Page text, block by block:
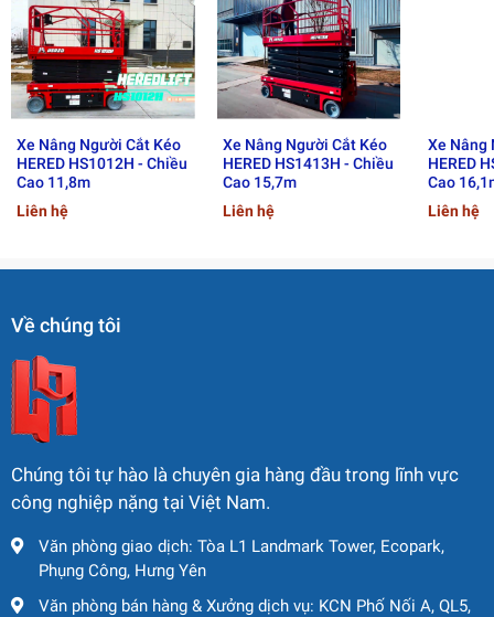
▪ Khoảng sáng gầm (khi cất): 0,10 m
▪ Khoảng sáng gầm (khi nâng): 0,02 m
🔸 Hiệu suất làm việc
▪ Tải trọng sàn: 250 kg
▪ Tải trọng sàn mở rộng: 113 kg
▪ Sức chứa tối đa: 2 người / 1 người (khi mở rộng)
▪ Tốc độ di chuyển (khi hạ): 3,2 km/h
▪ Tốc độ di chuyển (khi nâng): 0,8 km/h
▪ Bán kính quay (ngoài): 2,40 m
▪ Thời gian nâng / hạ: 75 / 65 giây
▪ Khả năng leo dốc: 25%
▪ Độ dốc tối đa cho phép: 1,5° / 3°
Xe Nâng Người Cắt Kéo
HERED HS1012H - Chiều
Cao 11,8m
Liên hệ
Xe Nâng Người Cắt Kéo
HERED HS1413H - Chiều
Cao 15,7m
Liên hệ
Xe Nâng
HERED
Cao
Liên hệ
Về chúng tôi
Chúng tôi tự hào là chuyên gia hàng đầu trong lĩnh vực
công nghiệp nặng tại Việt Nam.
Văn phòng giao dịch: Tòa L1 Landmark Tower, Ecopark,
Phụng Công, Hưng Yên
Văn phòng bán hàng & Xưởng dịch vụ: KCN Phố Nối A, QL5,